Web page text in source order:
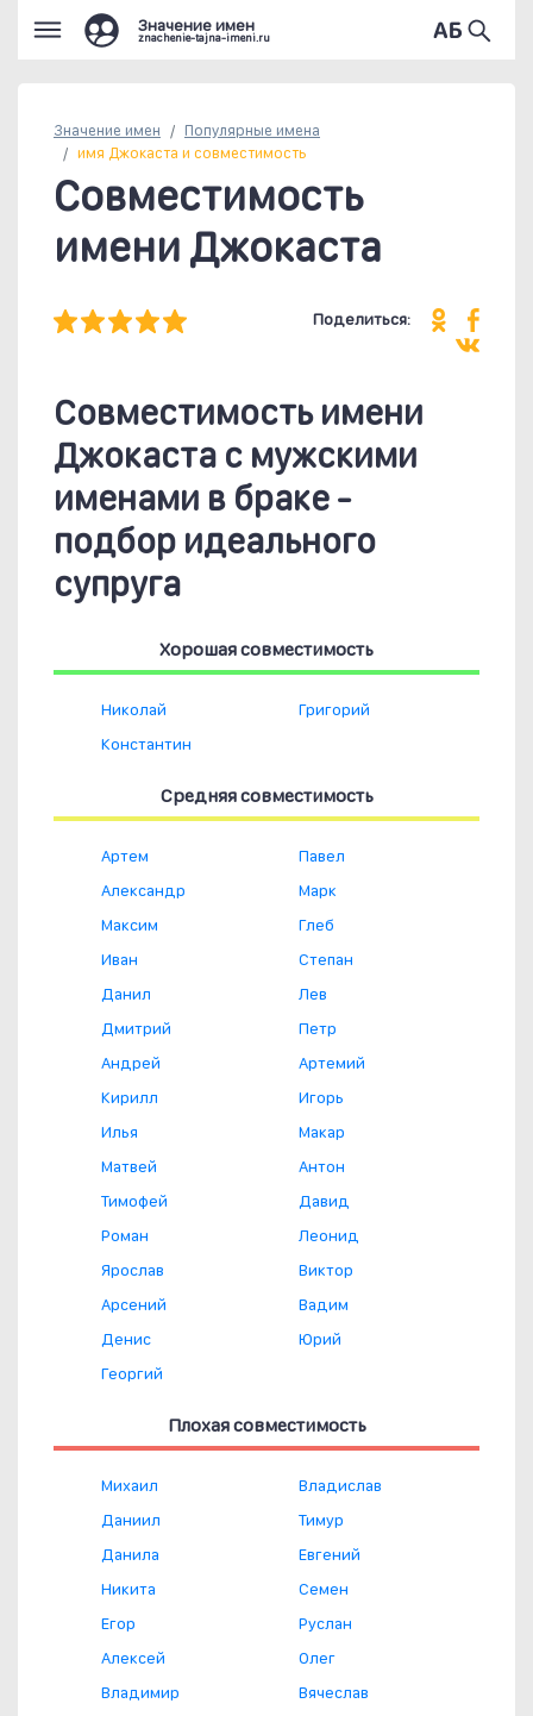
Значение имен
znachenie-tajna-imeni.ru
Значение имен Популярные имена
имя Джокаста и совместимость
Совместимость
имени Джокаста
Поделиться:
Совместимость имени
Джокаста c мужскими
именами в браке -
подбор идеального
супруга
Хорошая совместимость
Николай
Константин
Григорий
Средняя совместимость
Артем
Александр
Максим
Иван
Данил
Дмитрий
Андрей
Кирилл
Илья
Матвей
Тимофей
Роман
Ярослав
Арсений
Денис
Георгий
Павел
Марк
Глеб
Степан
Лев
Петр
Артемий
Игорь
Макар
Антон
Давид
Леонид
Виктор
Вадим
Юрий
Плохая совместимость
Михаил
Даниил
Данила
Никита
Егор
Алексей
Владимир
Владислав
Тимур
Евгений
Семен
Руслан
Олег
Вячеслав